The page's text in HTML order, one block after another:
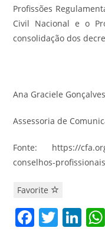
Profissões
Civil Nacional e o
consolidação dos
Ana Graciele Gonçalves
Assessoria de
Fonte: https://
conselhos-
Favorite
F T Li